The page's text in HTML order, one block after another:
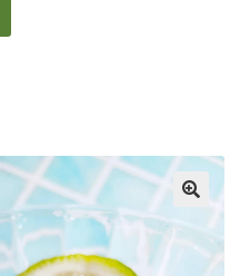
子
選
展
開